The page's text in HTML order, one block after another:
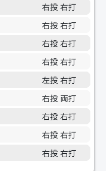
右投 右打
右投 右打
右投 右打
右投 右打
左投 右打
右投 両打
右投 右打
右投 右打
右投 右打